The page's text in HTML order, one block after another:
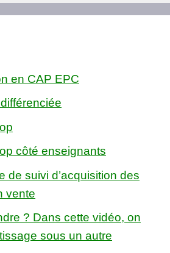
en CAP EPC
côté enseignants
de suivi d’acquisition des
vente
? Dans cette vidéo, on
sous un autre